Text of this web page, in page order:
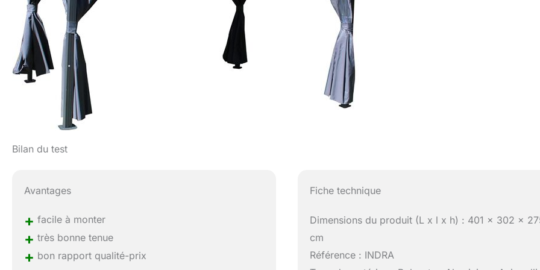
Bilan du test
Avantages
+ facile à monter
+ très bonne tenue
+ bon rapport qualité-prix
Fiche technique
Dimensions du produit (L x l x h) : 401 x 302 x
cm
Référence : INDRA